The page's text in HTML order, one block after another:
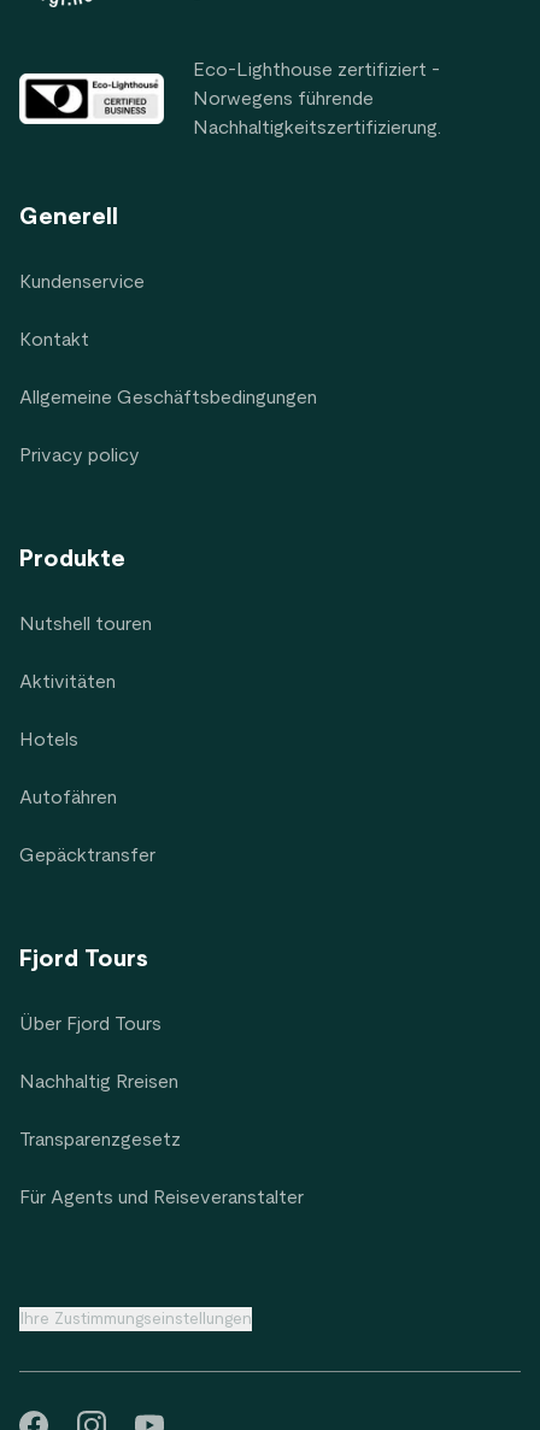
Eco-Lighthouse zertifiziert -
Norwegens führende
Nachhaltigkeitszertifizierung.
Generell
Kundenservice
Kontakt
Allgemeine Geschäftsbedingungen
Privacy policy
Produkte
Nutshell touren
Aktivitäten
Hotels
Autofähren
Gepäcktransfer
Fjord Tours
Über Fjord Tours
Nachhaltig Rreisen
Transparenzgesetz
Für Agents und Reiseveranstalter
Ihre Zustimmungseinstellungen